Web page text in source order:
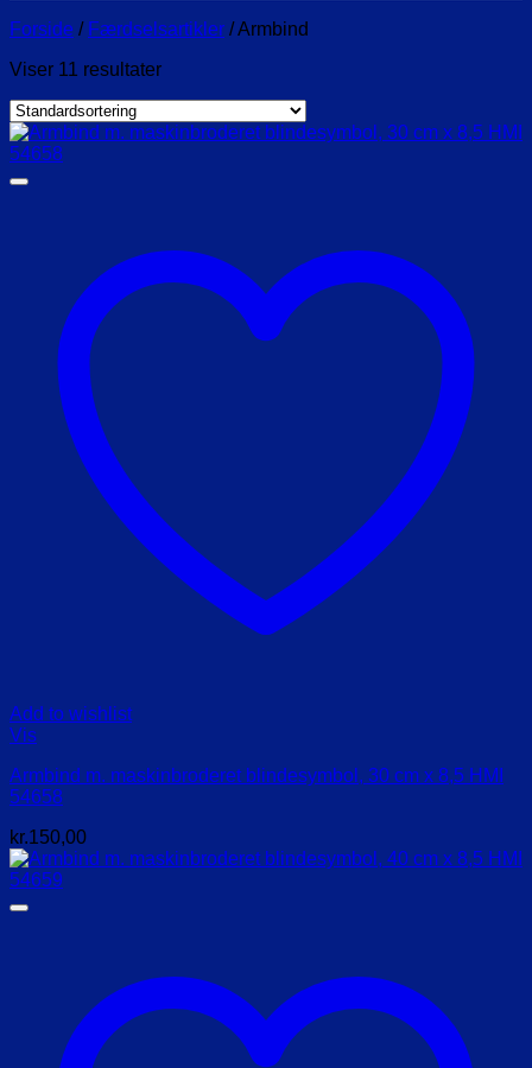
Forside / Færdselsartikler /Armbind
Viser 11 resultater
Add to wishlist
Vis
Armbind m. maskinbroderet blindesymbol, 30 cm x 8,5 HMI
54658
kr.150,00